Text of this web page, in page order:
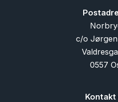
c/o
0557
Kontakt